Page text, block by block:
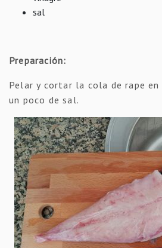
sal
Preparación:
Pelar y cortar la cola de rape en
un poco de sal.